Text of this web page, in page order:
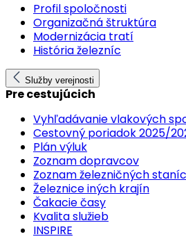
Profil spoločnosti
Organizačná štruktúra
Modernizácia tratí
História železníc
Služby verejnosti
Pre cestujúcich
Vyhľadávanie vlakových
Cestovný poriadok 2025/
Plán výluk
Zoznam dopravcov
Zoznam železničných staníc
Železnice iných krajín
Čakacie časy
Kvalita služieb
INSPIRE